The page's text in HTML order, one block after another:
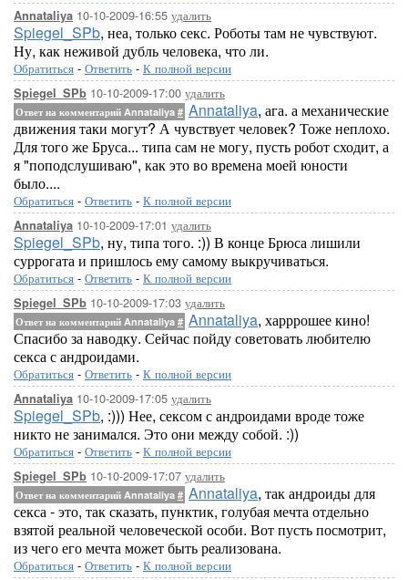
Annataliya 10-10-2009-16:55 удалить
Spiegel_SPb, неа, только секс. Роботы там не чувствуют.
Ну, как неживой дубль человека, что ли.
Обратиться - Ответить - К полной версии
Spiegel_SPb 10-10-2009-17:00 удалить
Ответ на комментарий Annataliya # Annataliya, ага. а механические
движения таки могут? А чувствует человек? Тоже неплохо.
Для того же Бруса... типа сам не могу, пусть робот сходит, а
я "поподслушиваю", как это во времена моей юности
было....
Обратиться - Ответить - К полной версии
Annataliya 10-10-2009-17:01 удалить
Spiegel_SPb, ну, типа того. :)) В конце Брюса лишили
суррогата и пришлось ему самому выкручиваться.
Обратиться - Ответить - К полной версии
Spiegel_SPb 10-10-2009-17:03 удалить
Ответ на комментарий Annataliya # Annataliya, харррошее кино!
Спасибо за наводку. Сейчас пойду советовать любителю
секса с андроидами.
Обратиться - Ответить - К полной версии
Annataliya 10-10-2009-17:05 удалить
Spiegel_SPb, :))) Нее, сексом с андроидами вроде тоже
никто не занимался. Это они между собой. :))
Обратиться - Ответить - К полной версии
Spiegel_SPb 10-10-2009-17:07 удалить
Ответ на комментарий Annataliya # Annataliya, так андроиды для
секса - это, так сказать, пунктик, голубая мечта отдельно
взятой реальной человеческой особи. Вот пусть посмотрит,
из чего его мечта может быть реализована.
Обратиться - Ответить - К полной версии